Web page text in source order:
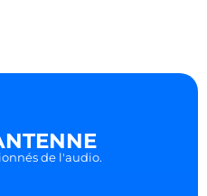
de l'audio.